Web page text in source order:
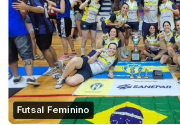
Futsal Feminino